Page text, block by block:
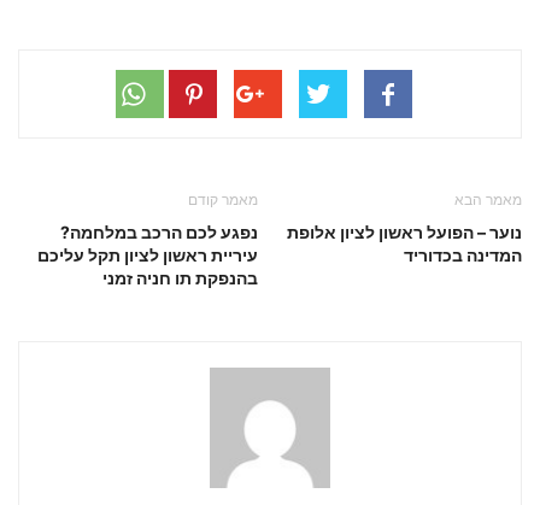
מאמר קודם
נפגע לכם הרכב במלחמה?
עיריית ראשון לציון תקל עליכם
בהנפקת תו חניה זמני
מאמר הבא
נוער – הפועל ראשון לציון אלופת
המדינה בכדוריד